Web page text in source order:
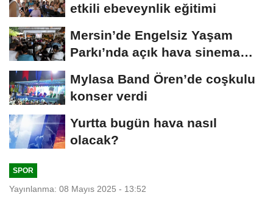
etkili ebeveynlik eğitimi
Mersin’de Engelsiz Yaşam
Parkı’nda açık hava sinema
Mylasa Band Ören’de coşkulu
konser verdi
Yurtta bugün hava nasıl
olacak?
SPOR
Yayınlanma: 08 Mayıs 2025 - 13:52